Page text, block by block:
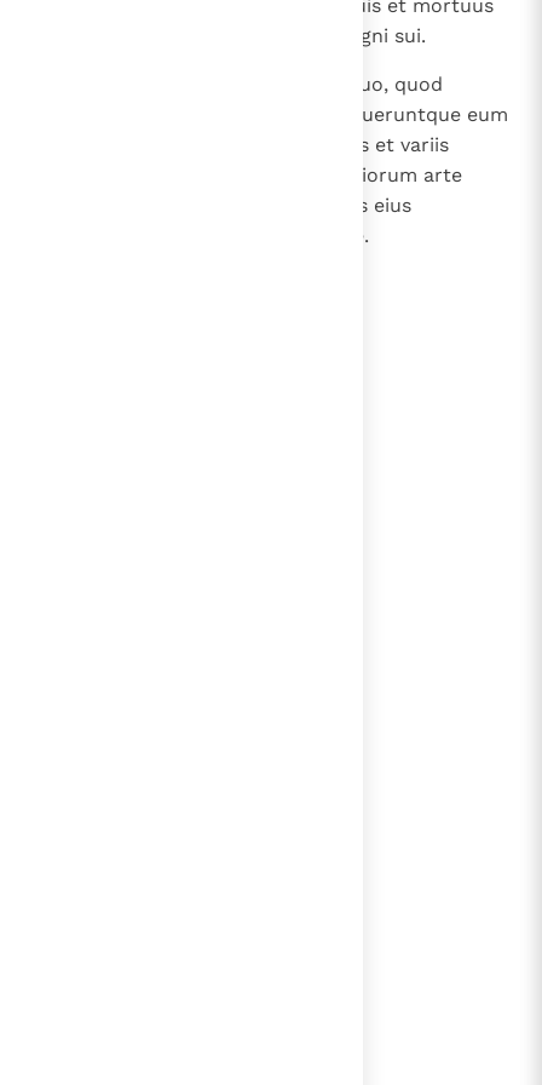
Dormivitque Asa cum patribus suis et mortuus
est anno quadragesimo primo regni sui.
Et sepelierunt eum in sepulcro suo, quod
foderat sibi in civitate David; posueruntque eum
super lectum plenum aromatibus et variis
unguentis, quae erant pigmentariorum arte
confecta, et fecerunt in exsequiis eius
combustionem splendidam valde.